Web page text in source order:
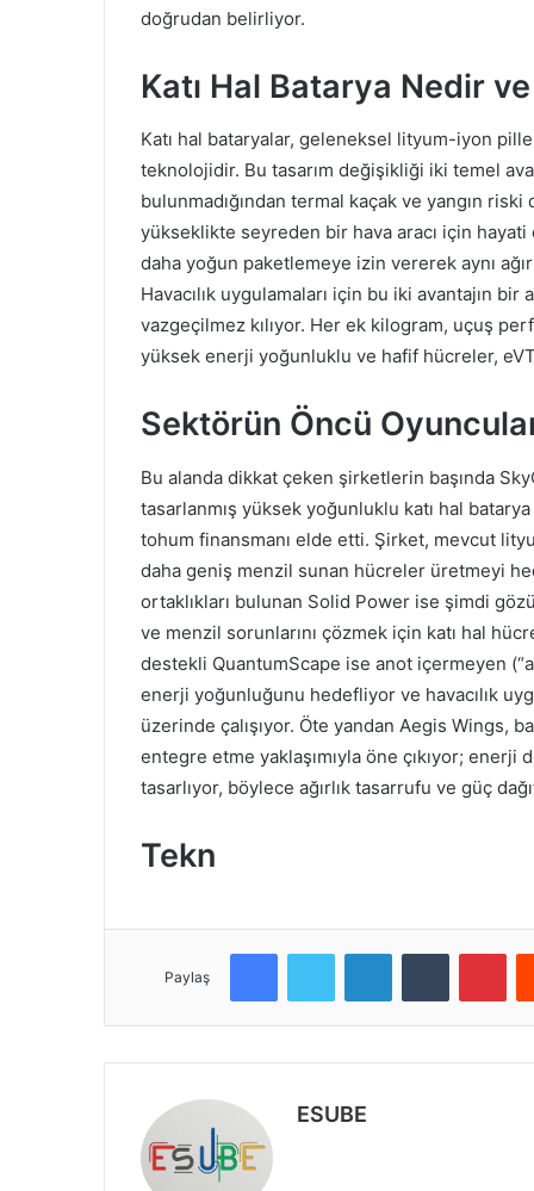
doğrudan belirliyor.
Katı Hal Batarya Nedir
Katı hal bataryalar, geleneksel lityum-iyon
teknolojidir. Bu tasarım değişikliği iki temel
bulunmadığından termal kaçak ve yangın
yükseklikte seyreden bir hava aracı için
daha yoğun paketlemeye izin vererek aynı
Havacılık uygulamaları için bu iki avantajın
vazgeçilmez kılıyor. Her ek kilogram, uçuş
yüksek enerji yoğunluklu ve hafif hücreler,
Sektörün Öncü
Bu alanda dikkat çeken şirketlerin başında
tasarlanmış yüksek yoğunluklu katı hal
tohum finansmanı elde etti. Şirket, mevcut
daha geniş menzil sunan hücreler üretmeyi
ortaklıkları bulunan Solid Power ise şimdi
ve menzil sorunlarını çözmek için katı hal
destekli QuantumScape ise anot içermeyen
enerji yoğunluğunu hedefliyor ve havacılık
üzerinde çalışıyor. Öte yandan Aegis Wings,
entegre etme yaklaşımıyla öne çıkıyor;
tasarlıyor, böylece ağırlık tasarrufu ve güç
Tekn
Paylaş
ESUBE